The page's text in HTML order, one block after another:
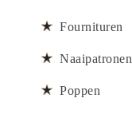
Fournituren
Naaipatronen
Poppen